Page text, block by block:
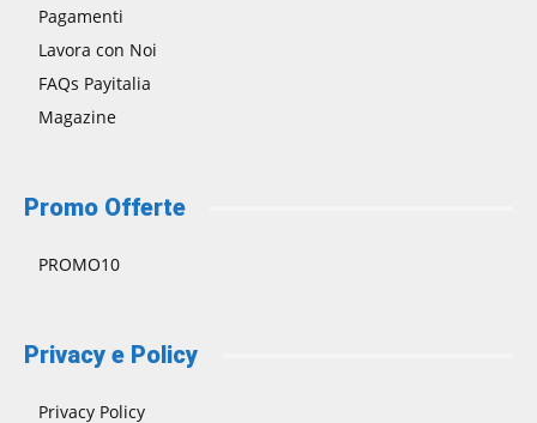
Pagamenti
Lavora con Noi
FAQs Payitalia
Magazine
Promo Offerte
PROMO10
Privacy e Policy
Privacy Policy